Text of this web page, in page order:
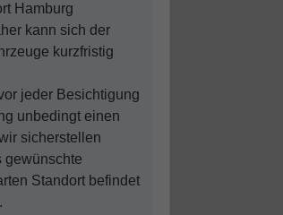
Hamburg
kann sich der
kurzfristig
jeder Besichtigung
unbedingt einen
sicherstellen
gewünschte
Standort befindet